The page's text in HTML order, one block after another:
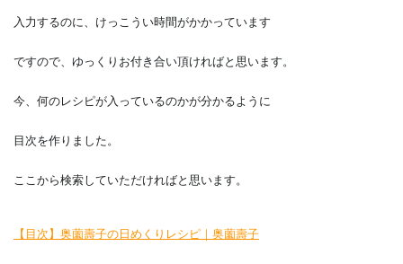
入力するのに、けっこうい時間がかかっています
ですので、ゆっくりお付き合い頂ければと思います。
今、何のレシピが入っているのかが分かるように
目次を作りました。
ここから検索していただければと思います。
【目次】奥薗壽子の日めくりレシピ｜奥薗壽子